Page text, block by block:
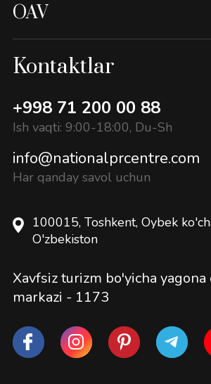
OAV
Kontaktlar
+998 71 200 00 88
Ish vaqti: 9:00-18:00, Du-Sh
info@nationalprcentre.com
Har qanday savol uchun
100015, Toshkent, Oybek
O'zbekiston
Xavfsiz turizm bo'yicha
markazi - 1173